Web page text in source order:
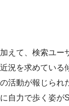
加えて、検索ユー
近況を求めている
の活動が報じられ
に自力で歩く姿が